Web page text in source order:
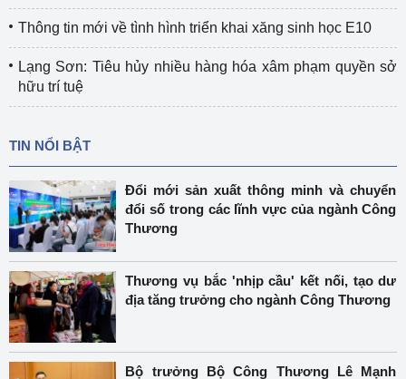
Thông tin mới về tình hình triển khai xăng sinh học E10
Lạng Sơn: Tiêu hủy nhiều hàng hóa xâm phạm quyền sở
hữu trí tuệ
TIN NỔI BẬT
Đổi mới sản xuất thông minh và chuyển
đổi số trong các lĩnh vực của ngành Công
Thương
Thương vụ bắc 'nhịp cầu' kết nối, tạo dư
địa tăng trưởng cho ngành Công Thương
Bộ trưởng Bộ Công Thương Lê Mạnh